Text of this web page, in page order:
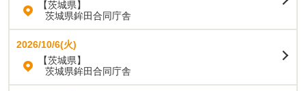
【茨城県】
茨城県鉾田合同庁舎
2026/10/6(火)
【茨城県】
茨城県鉾田合同庁舎